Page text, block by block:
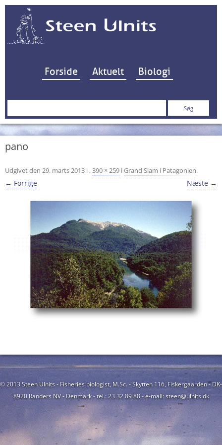
Hop til indhold
Forside Aktuelt Biologi
Søg
pano
Udgivet den 29. marts 2013 i ,390 × 259 iGrand Slam i Patagonien.
← Forrige Næste →
© 2013 Steen Ulnits - Fisheries biologist, M.Sc. - Skytten 116, Fiskergaarden - DK-
8920 Randers NV - Denmark - tel.: 23 32 89 88 - e-mail: steen@ulnits.dk